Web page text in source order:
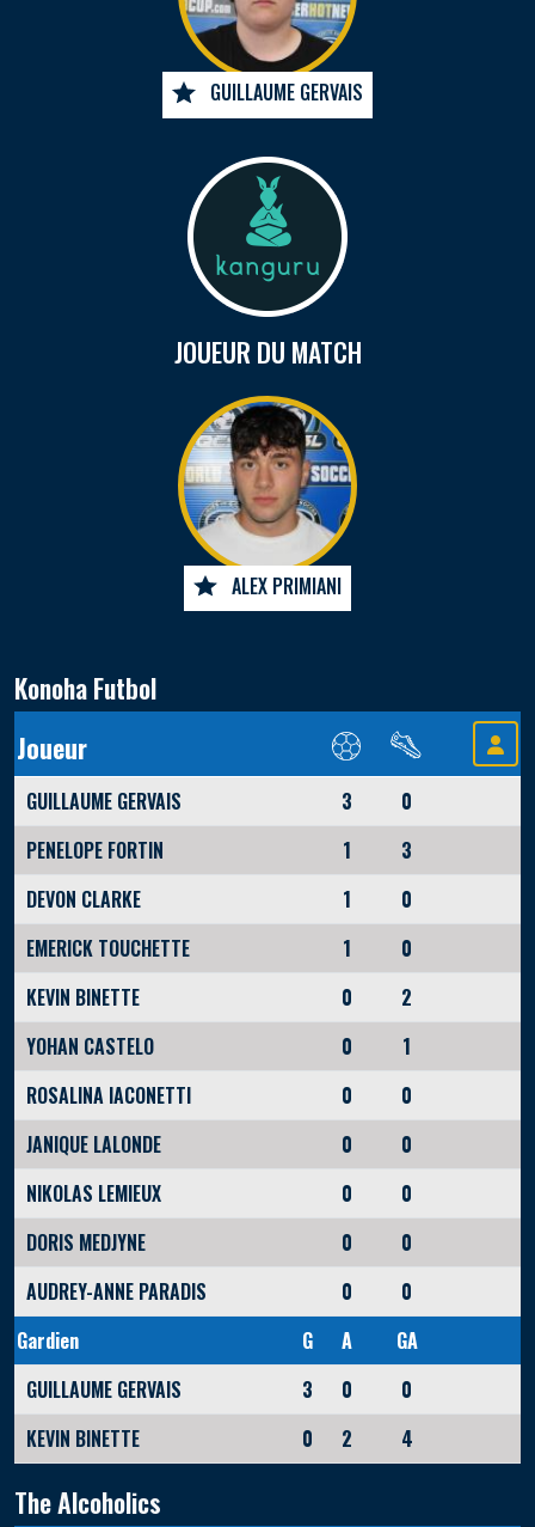
GUILLAUME GERVAIS
JOUEUR DU MATCH
ALEX PRIMIANI
Konoha Futbol
Joueur
GUILLAUME GERVAIS 3
0
PENELOPE FORTIN
1
3
DEVON CLARKE
1
0
EMERICK TOUCHETTE
1
0
KEVIN BINETTE
0
2
YOHAN CASTELO
0
1
ROSALINA IACONETTI
0
0
JANIQUE LALONDE
0
0
NIKOLAS LEMIEUX
0
0
DORIS MEDJYNE
0
0
AUDREY-ANNE PARADIS
0
0
Gardien
G A
GA
GUILLAUME GERVAIS
3 0
0
KEVIN BINETTE
0 2 4
The Alcoholics